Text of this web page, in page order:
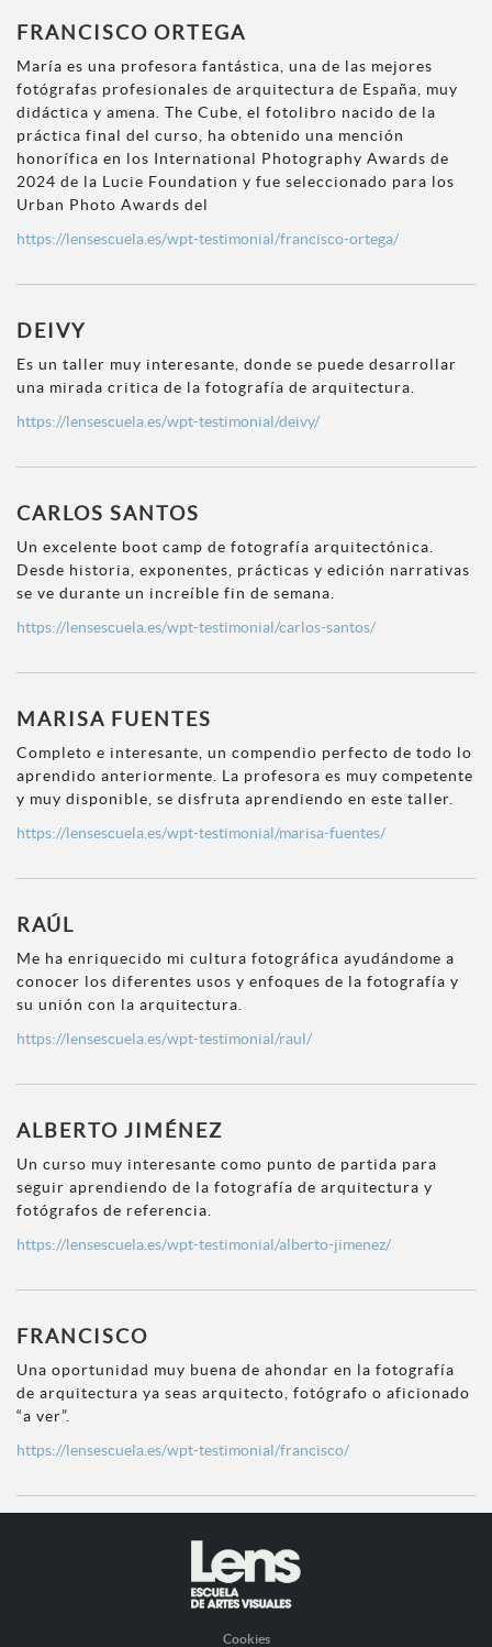
FRANCISCO ORTEGA
María es una profesora fantástica, una de las mejores
fotógrafas profesionales de arquitectura de España, muy
didáctica y amena. The Cube, el fotolibro nacido de la
práctica final del curso, ha obtenido una mención
honorífica en los International Photography Awards de
2024 de la Lucie Foundation y fue seleccionado para los
Urban Photo Awards del
https://lensescuela.es/wpt-testimonial/francisco-ortega/
DEIVY
Es un taller muy interesante, donde se puede desarrollar
una mirada critica de la fotografía de arquitectura.
https://lensescuela.es/wpt-testimonial/deivy/
CARLOS SANTOS
Un excelente boot camp de fotografía arquitectónica.
Desde historia, exponentes, prácticas y edición narrativas
se ve durante un increíble fin de semana.
https://lensescuela.es/wpt-testimonial/carlos-santos/
MARISA FUENTES
Completo e interesante, un compendio perfecto de todo lo
aprendido anteriormente. La profesora es muy competente
y muy disponible, se disfruta aprendiendo en este taller.
https://lensescuela.es/wpt-testimonial/marisa-fuentes/
RAÚL
Me ha enriquecido mi cultura fotográfica ayudándome a
conocer los diferentes usos y enfoques de la fotografía y
su unión con la arquitectura.
https://lensescuela.es/wpt-testimonial/raul/
ALBERTO JIMÉNEZ
Un curso muy interesante como punto de partida para
seguir aprendiendo de la fotografía de arquitectura y
fotógrafos de referencia.
https://lensescuela.es/wpt-testimonial/alberto-jimenez/
FRANCISCO
Una oportunidad muy buena de ahondar en la fotografía
de arquitectura ya seas arquitecto, fotógrafo o aficionado
“a ver”.
https://lensescuela.es/wpt-testimonial/francisco/
Cookies